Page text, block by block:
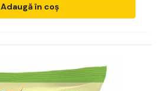
Adaugă în coș